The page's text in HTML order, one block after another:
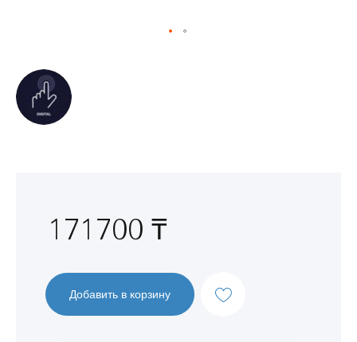
началу
галереи
изображений
171700 ₸
Добавить в корзину